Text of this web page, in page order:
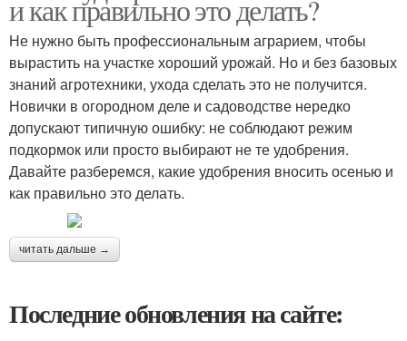
и как правильно это делать?
Не нужно быть профессиональным аграрием, чтобы
вырастить на участке хороший урожай. Но и без базовых
знаний агротехники, ухода сделать это не получится.
Новички в огородном деле и садоводстве нередко
допускают типичную ошибку: не соблюдают режим
подкормок или просто выбирают не те удобрения.
Давайте разберемся, какие удобрения вносить осенью и
как правильно это делать.
читать дальше →
Последние обновления на сайте: